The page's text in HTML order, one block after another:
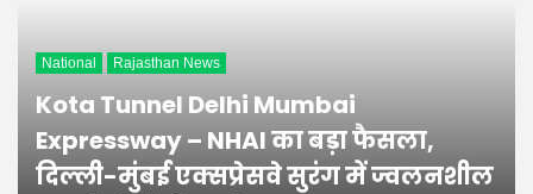
National Rajasthan News
Kota Tunnel Delhi Mumbai
Expressway – NHAI का बड़ा फैसला,
दिल्ली-मुंबई एक्सप्रेसवे सुरंग में ज्वलनशील